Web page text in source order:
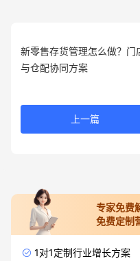
新零售存货管理怎么做？门
与仓配协同方案
上一篇
专家免费
免费定制
1对1定制行业增长方案